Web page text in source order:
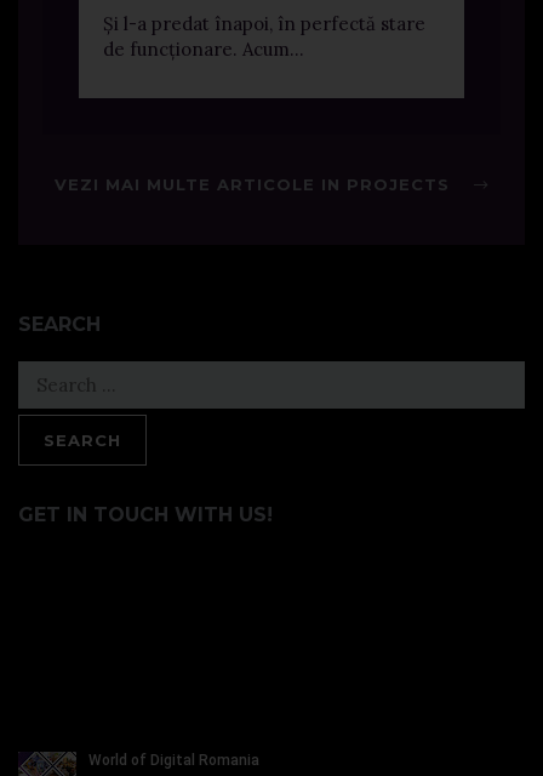
Și l-a predat înapoi, în perfectă stare
de funcționare. Acum...
VEZI MAI MULTE ARTICOLE IN PROJECTS
SEARCH
Search
for:
GET IN TOUCH WITH US!